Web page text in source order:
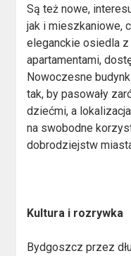
Są też nowe,
jak i mieszkaniowe,
eleganckie osiedla
apartamentami,
Nowoczesne
tak, by pasowały
dziećmi, a
na swobodne
dobrodziejstw
Kultura i rozrywka
Bydgoszcz przez